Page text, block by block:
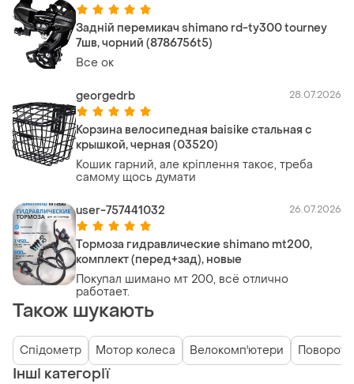
Задній перемикач shimano rd-ty300 tourney
7шв, чорний (8786756t5)
Все ок
georgedrb 28.07.2026
Корзина велосипедная baisike стальная с
крышкой, черная (03520)
Кошик гарний, але кріплення такоє, треба
самому щось думати
user-757441032 26.07.2026
Тормоза гидравлические shimano mt200,
комплект (перед+зад), новые
Покупал шимано мт 200, всё отлично
работает.
Також шукають
Спідометр Мотор колеса Велокомп'ютери
Інші категорії